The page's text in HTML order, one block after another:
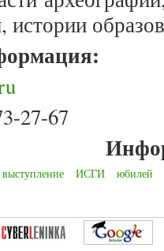
истории
27-67
выступление ИСГИ юбилей